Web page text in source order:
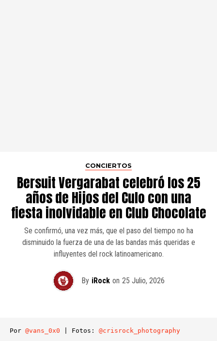
CONCIERTOS
Bersuit Vergarabat celebró los 25
años de Hijos del Culo con una
fiesta inolvidable en Club Chocolate
Se confirmó, una vez más, que el paso del tiempo no ha
disminuido la fuerza de una de las bandas más queridas e
influyentes del rock latinoamericano.
By iRock on 25 Julio, 2026
Por @vans_0x0 | Fotos: @crisrock_photography